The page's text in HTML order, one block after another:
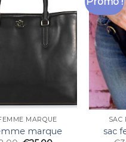
MARQUE
marque
SAC
sac